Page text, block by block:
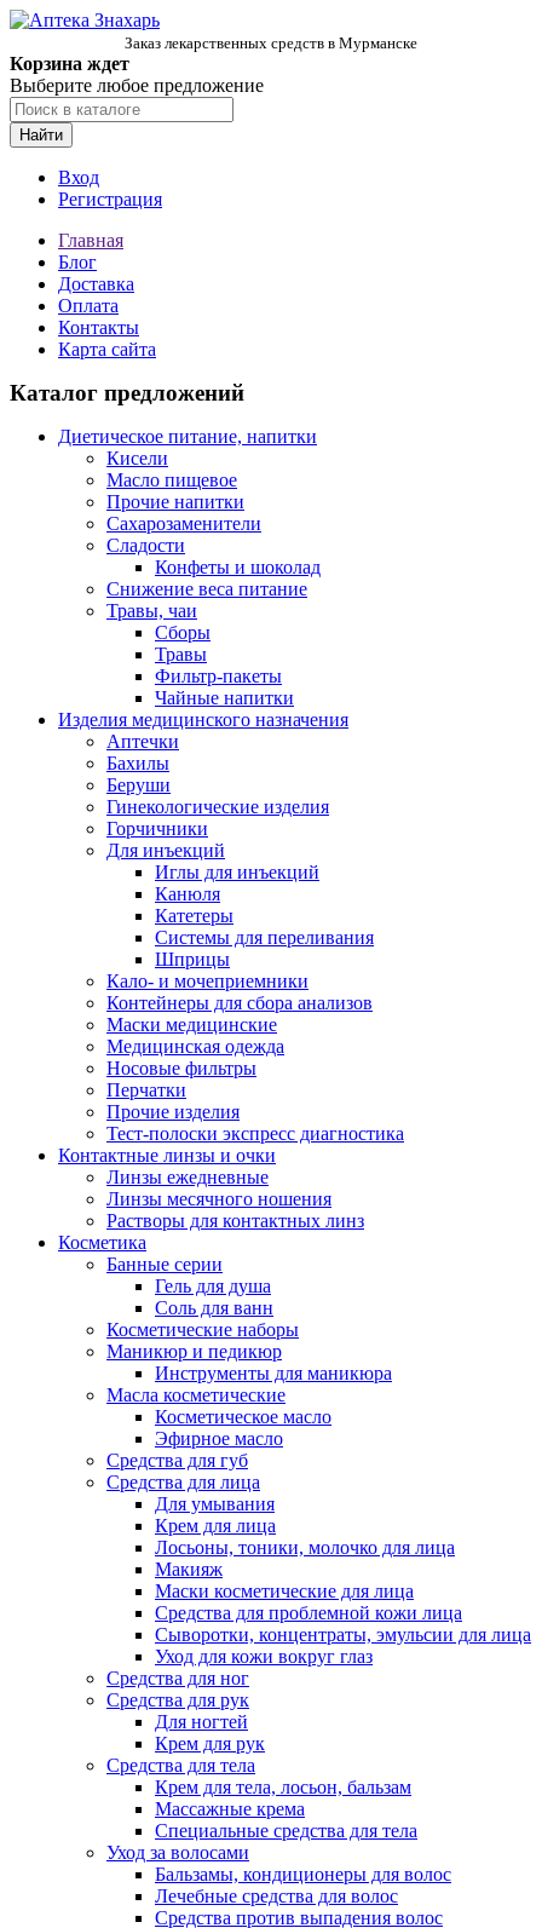
Заказ лекарственных средств в Мурманске
Корзина ждет
Выберите любое предложение
Найти
Вход
Регистрация
Главная
Блог
Доставка
Оплата
Контакты
Карта сайта
Каталог предложений
Диетическое питание, напитки
Кисели
Масло пищевое
Прочие напитки
Сахарозаменители
Сладости
Конфеты и шоколад
Снижение веса питание
Травы, чаи
Сборы
Травы
Фильтр-пакеты
Чайные напитки
Изделия медицинского назначения
Аптечки
Бахилы
Беруши
Гинекологические изделия
Горчичники
Для инъекций
Иглы для инъекций
Канюля
Катетеры
Системы для переливания
Шприцы
Кало- и мочеприемники
Контейнеры для сбора анализов
Маски медицинские
Медицинская одежда
Носовые фильтры
Перчатки
Прочие изделия
Тест-полоски экспресс диагностика
Контактные линзы и очки
Линзы ежедневные
Линзы месячного ношения
Растворы для контактных линз
Косметика
Банные серии
Гель для душа
Соль для ванн
Косметические наборы
Маникюр и педикюр
Инструменты для маникюра
Масла косметические
Косметическое масло
Эфирное масло
Средства для губ
Средства для лица
Для умывания
Крем для лица
Лосьоны, тоники, молочко для лица
Макияж
Маски косметические для лица
Средства для проблемной кожи лица
Сыворотки, концентраты, эмульсии для лица
Уход для кожи вокруг глаз
Средства для ног
Средства для рук
Для ногтей
Крем для рук
Средства для тела
Крем для тела, лосьон, бальзам
Массажные крема
Специальные средства для тела
Уход за волосами
Бальзамы, кондиционеры для волос
Лечебные средства для волос
Средства против выпадения волос